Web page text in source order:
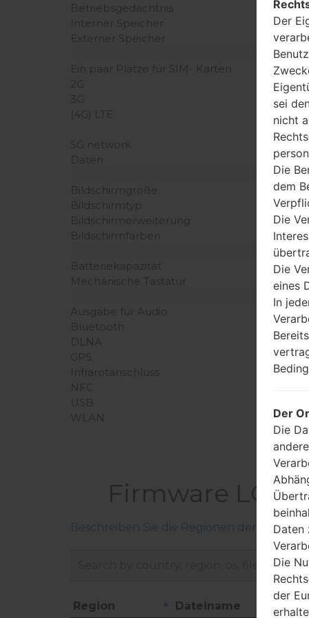
Betriebsgedächtnis
Interner Speicher
Externer Speicher
Ein paar Plätze für SIM- Karten
2G
3G
(4G) LTE
5G network
Daten
Bildschirmgröße
Bildschirmtyp
Bildschirmerweiterung
Bildschirmfarben
Batteriekapazität
Mechanische Tastatur
Ausgabe für Audio
Bluetooth
DLNA
GPS
Infrarotanschluss
NFC
USB
WLAN
Firmware
Beschreiben Sie die Regionen der LG-
Region Dateiname
Der
sei
nicht
Die
dem
Die
Die
eines
In
Der
Die
Daten
Die
der